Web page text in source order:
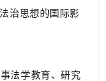
治思想的国际影
法学教育、研究